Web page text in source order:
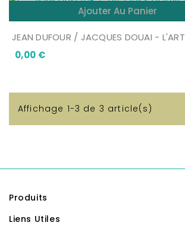
Ajouter Au Panier
JEAN DUFOUR / JACQUES DOUAI - L'ART
0,00 €Prix
Affichage 1-3 de 3 article(s)
Produits
Liens Utiles